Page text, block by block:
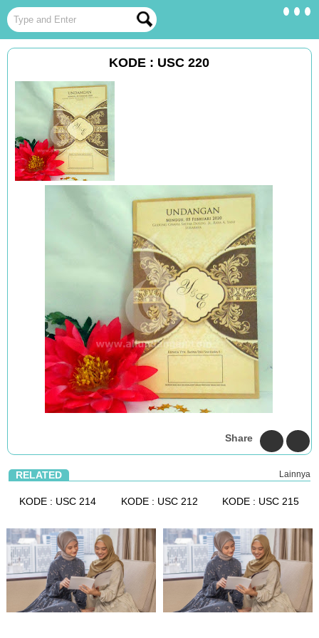
KODE : USC 220
Share
RELATED Lainnya
KODE : USC 214 KODE : USC 212 KODE : USC 215